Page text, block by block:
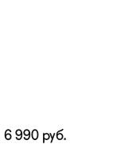
6 990 руб.